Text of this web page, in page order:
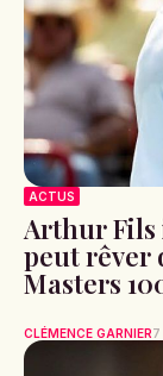
ACTUS
Arthur Fils
peut rêver
Masters
CLÉMENCE GARNIER